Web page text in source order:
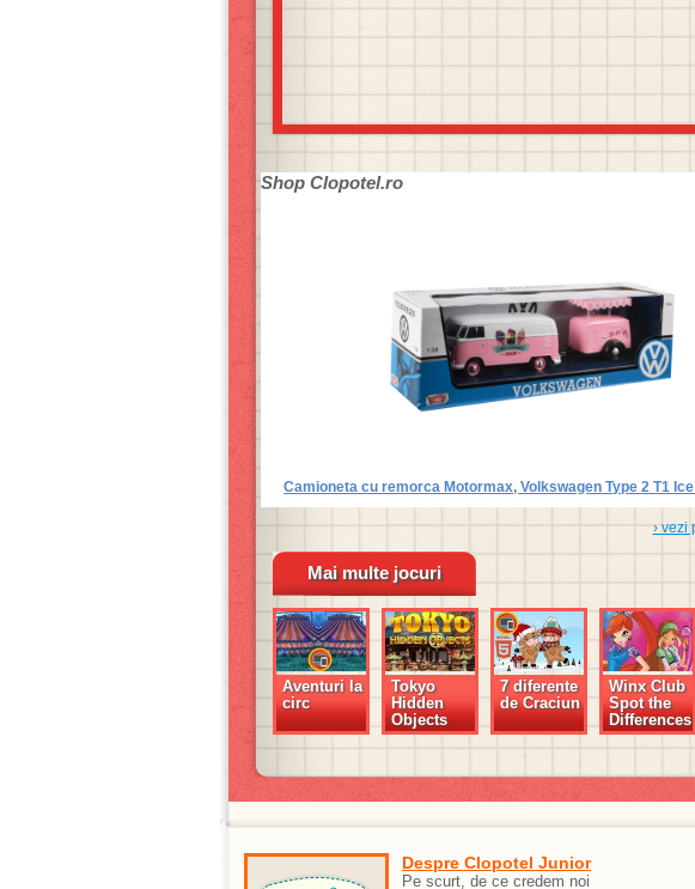
Shop Clopotel.ro
Camioneta cu remorca Motormax, Volkswagen Type 2 T1
› vezi
Mai multe jocuri
Aventuri la
circ
Tokyo
Hidden
Objects
7 diferente
de Craciun
Winx Club
Spot the
Differences
Despre Clopotel Junior
Pe scurt, de ce credem noi